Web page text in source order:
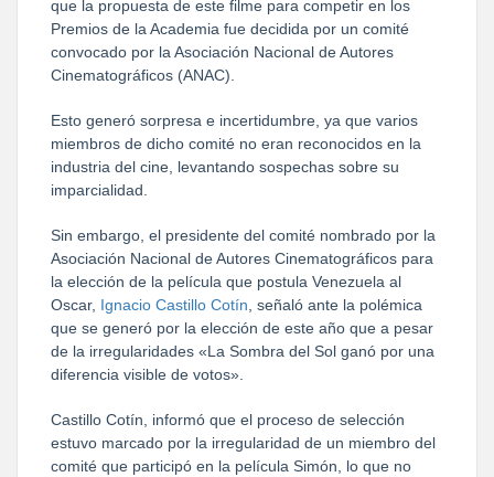
que la propuesta de este filme para competir en los
Premios de la Academia fue decidida por un comité
convocado por la Asociación Nacional de Autores
Cinematográficos (ANAC).
Esto generó sorpresa e incertidumbre, ya que varios
miembros de dicho comité no eran reconocidos en la
industria del cine, levantando sospechas sobre su
imparcialidad.
Sin embargo, el presidente del comité nombrado por la
Asociación Nacional de Autores Cinematográficos para
la elección de la película que postula Venezuela al
Oscar, Ignacio Castillo Cotín, señaló ante la polémica
que se generó por la elección de este año que a pesar
de la irregularidades «La Sombra del Sol ganó por una
diferencia visible de votos».
Castillo Cotín, informó que el proceso de selección
estuvo marcado por la irregularidad de un miembro del
comité que participó en la película Simón, lo que no